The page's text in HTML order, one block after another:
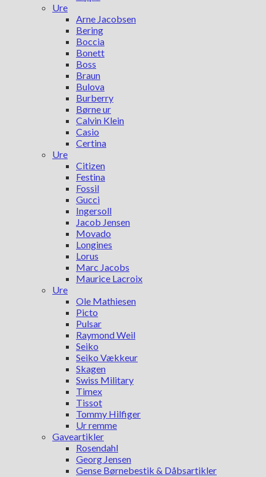
Ure
Arne Jacobsen
Bering
Boccia
Bonett
Boss
Braun
Bulova
Burberry
Børne ur
Calvin Klein
Casio
Certina
Ure
Citizen
Festina
Fossil
Gucci
Ingersoll
Jacob Jensen
Movado
Longines
Lorus
Marc Jacobs
Maurice Lacroix
Ure
Ole Mathiesen
Picto
Pulsar
Raymond Weil
Seiko
Seiko Vækkeur
Skagen
Swiss Military
Timex
Tissot
Tommy Hilfiger
Ur remme
Gaveartikler
Rosendahl
Georg Jensen
Gense Børnebestik & Dåbsartikler